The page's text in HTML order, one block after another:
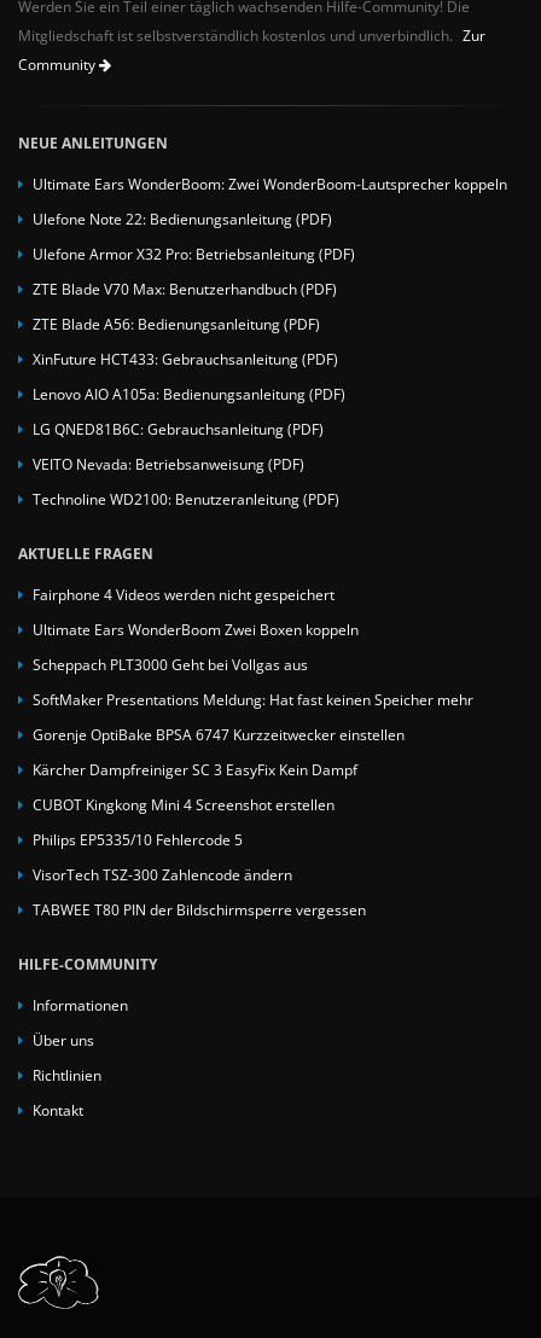
Werden Sie ein Teil einer täglich wachsenden Hilfe-Community! Die
Mitgliedschaft ist selbstverständlich kostenlos und unverbindlich. Zur
Community
NEUE ANLEITUNGEN
Ultimate Ears WonderBoom: Zwei WonderBoom-Lautsprecher koppeln
Ulefone Note 22: Bedienungsanleitung (PDF)
Ulefone Armor X32 Pro: Betriebsanleitung (PDF)
ZTE Blade V70 Max: Benutzerhandbuch (PDF)
ZTE Blade A56: Bedienungsanleitung (PDF)
XinFuture HCT433: Gebrauchsanleitung (PDF)
Lenovo AIO A105a: Bedienungsanleitung (PDF)
LG QNED81B6C: Gebrauchsanleitung (PDF)
VEITO Nevada: Betriebsanweisung (PDF)
Technoline WD2100: Benutzeranleitung (PDF)
AKTUELLE FRAGEN
Fairphone 4 Videos werden nicht gespeichert
Ultimate Ears WonderBoom Zwei Boxen koppeln
Scheppach PLT3000 Geht bei Vollgas aus
SoftMaker Presentations Meldung: Hat fast keinen Speicher mehr
Gorenje OptiBake BPSA 6747 Kurzzeitwecker einstellen
Kärcher Dampfreiniger SC 3 EasyFix Kein Dampf
CUBOT Kingkong Mini 4 Screenshot erstellen
Philips EP5335/10 Fehlercode 5
VisorTech TSZ-300 Zahlencode ändern
TABWEE T80 PIN der Bildschirmsperre vergessen
HILFE-COMMUNITY
Informationen
Über uns
Richtlinien
Kontakt